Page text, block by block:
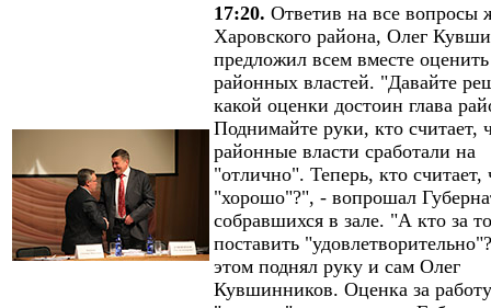
17:20. Ответив на все вопросы
Харовского района, Олег
предложил всем вместе
районных властей. "Давайте
какой оценки достоин глава
Поднимайте руки, кто считает,
районные власти сработали на
"отлично". Теперь, кто считает,
"хорошо"?", - вопрошал
собравшихся в зале. "А кто за
поставить
этом поднял руку и сам Олег
Кувшинников. Оценка за работу